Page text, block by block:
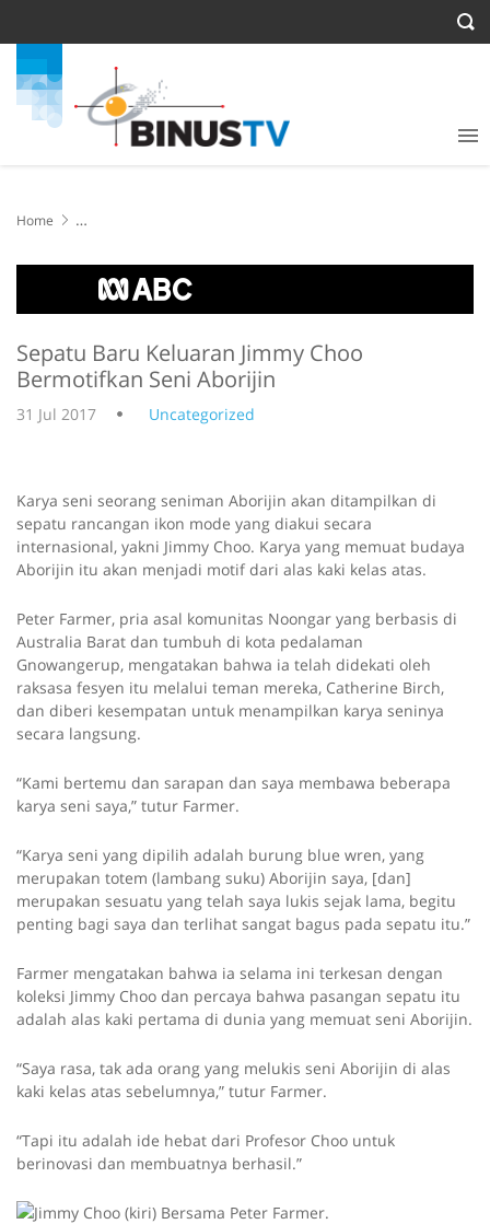
Home
Sepatu Baru Keluaran Jimmy Choo
Bermotifkan Seni Aborijin
31 Jul 2017 Uncategorized
Karya seni seorang seniman Aborijin akan ditampilkan di
sepatu rancangan ikon mode yang diakui secara
internasional, yakni Jimmy Choo. Karya yang memuat budaya
Aborijin itu akan menjadi motif dari alas kaki kelas atas.
Peter Farmer, pria asal komunitas Noongar yang berbasis di
Australia Barat dan tumbuh di kota pedalaman
Gnowangerup, mengatakan bahwa ia telah didekati oleh
raksasa fesyen itu melalui teman mereka, Catherine Birch,
dan diberi kesempatan untuk menampilkan karya seninya
secara langsung.
“Kami bertemu dan sarapan dan saya membawa beberapa
karya seni saya,” tutur Farmer.
“Karya seni yang dipilih adalah burung blue wren, yang
merupakan totem (lambang suku) Aborijin saya, [dan]
merupakan sesuatu yang telah saya lukis sejak lama, begitu
penting bagi saya dan terlihat sangat bagus pada sepatu itu.”
Farmer mengatakan bahwa ia selama ini terkesan dengan
koleksi Jimmy Choo dan percaya bahwa pasangan sepatu itu
adalah alas kaki pertama di dunia yang memuat seni Aborijin.
“Saya rasa, tak ada orang yang melukis seni Aborijin di alas
kaki kelas atas sebelumnya,” tutur Farmer.
“Tapi itu adalah ide hebat dari Profesor Choo untuk
berinovasi dan membuatnya berhasil.”